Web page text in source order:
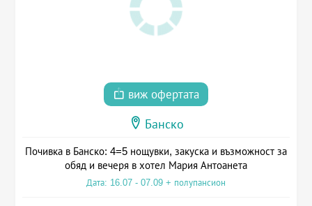
виж офертата
Банско
Почивка в Банско: 4=5 нощувки, закуска и възможност за
обяд и вечеря в хотел Мария Антоанета
Дата: 16.07 - 07.09 + полупансион